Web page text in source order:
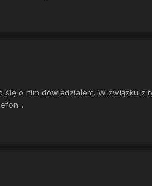
o nim dowiedziałem. W związku z